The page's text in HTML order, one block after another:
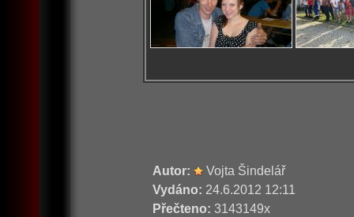
Autor:
Vojta Šindelář
Vydáno: 24.6.2012 12:11
Přečteno: 3143149x